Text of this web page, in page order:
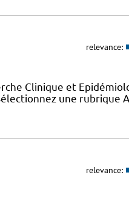
relevance:
Clinique et
une rubrique
relevance: